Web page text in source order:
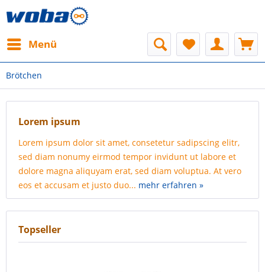
Menü
Brötchen
Lorem ipsum
Lorem ipsum dolor sit amet, consetetur sadipscing elitr,
sed diam nonumy eirmod tempor invidunt ut labore et
dolore magna aliquyam erat, sed diam voluptua. At vero
eos et accusam et justo duo... mehr erfahren »
Topseller